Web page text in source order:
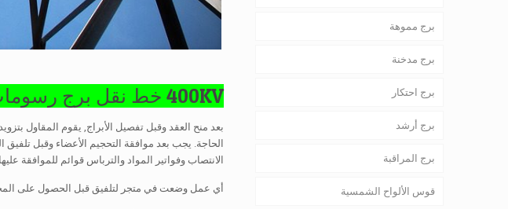
400KV خط نقل برج رسومات
بعد منح العقد وقبل تفصيل الأبراج, يقوم المقاول
الحاجة. يجب بعد موافقة التحجيم الأعضاء وقبل
الانتصاب وفواتير المواد والترباس قوائم للموافقة عليها.
أي عمل وضعت في متجر لتلفيق قبل الحصول على
برج مموهة
برج مدخنة
برج احتكار
برج أرشد
برج المراقبة
قوس الألواح الشمسية